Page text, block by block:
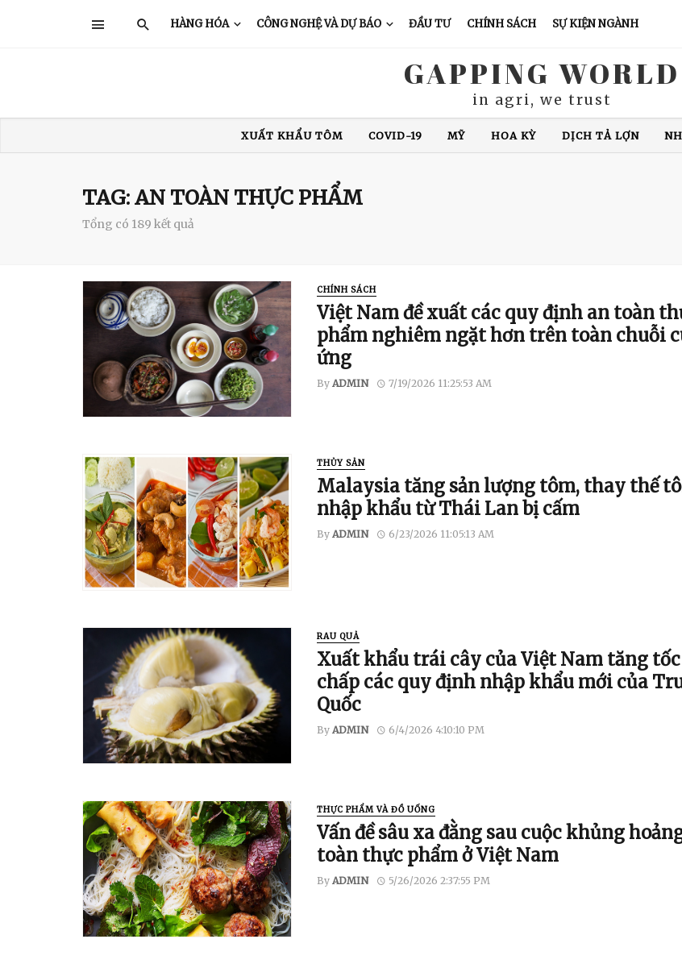
HÀNG HÓA CÔNG NGHỆ VÀ DỰ BÁO ĐẦU TƯ CHÍNH SÁCH SỰ KIỆN NGÀNH
GAPPING WORLD
in agri, we trust
XUẤT KHẨU TÔM COVID-19 MỸ HOA KỲ DỊCH TẢ LỢN
TRUNG QUỐC
TAG: AN TOÀN THỰC PHẨM
Tổng có 189 kết quả
CHÍNH SÁCH
Việt Nam đề xuất các quy định an toàn
phẩm nghiêm ngặt hơn trên toàn chuỗi
ứng
By ADMIN 7/19/2026 11:25:53 AM
THỦY SẢN
Malaysia tăng sản lượng tôm, thay thế
nhập khẩu từ Thái Lan bị cấm
By ADMIN 6/23/2026 11:05:13 AM
RAU QUẢ
Xuất khẩu trái cây của Việt Nam tăng
chấp các quy định nhập khẩu mới của
Quốc
By ADMIN 6/4/2026 4:10:10 PM
THỰC PHẨM VÀ ĐỒ UỐNG
Vấn đề sâu xa đằng sau cuộc khủng
toàn thực phẩm ở Việt Nam
By ADMIN 5/26/2026 2:37:55 PM